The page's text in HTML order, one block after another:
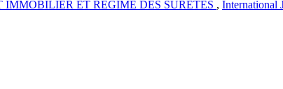
ET REGIME DES SURETES , International